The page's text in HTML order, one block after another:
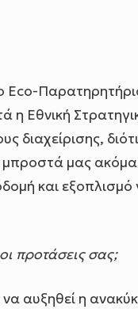
η Εθνική
διαχείρισης,
μας
και
προτάσεις σας;
αυξηθεί η